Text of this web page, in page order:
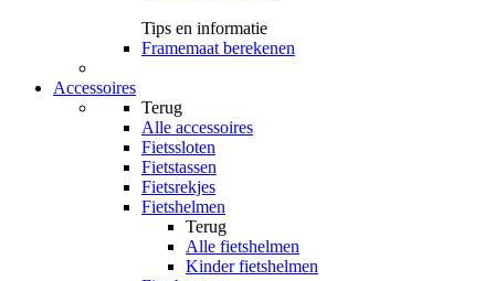
Tips en informatie
Framemaat berekenen
Accessoires
Terug
Alle accessoires
Fietssloten
Fietstassen
Fietsrekjes
Fietshelmen
Terug
Alle fietshelmen
Kinder fietshelmen